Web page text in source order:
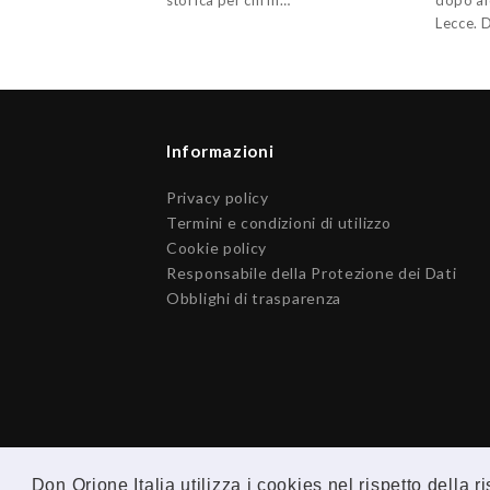
Don Orione Italia utilizza i cookies nel rispetto della
Lecce.
Informazioni
Privacy policy
Termini e condizioni di utilizzo
Cookie policy
Responsabile della Protezione dei Dati
Obblighi di trasparenza